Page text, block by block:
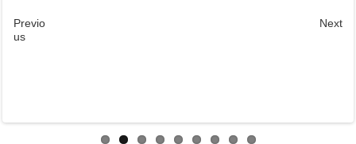
Previo
us
Next